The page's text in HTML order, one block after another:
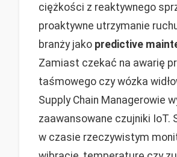
ciężkości z reaktywnego
proaktywne utrzymanie
branży jako predictive
Zamiast czekać na awarię
taśmowego czy wózka
Supply Chain Managerowie
zaawansowane czujniki IoT.
w czasie rzeczywistym